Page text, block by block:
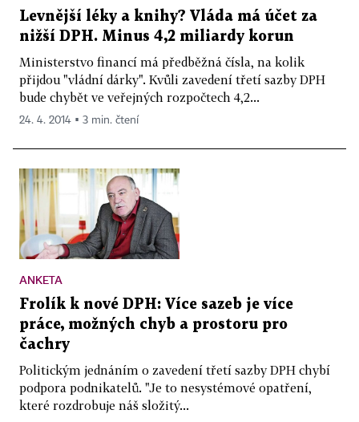
Levnější léky a knihy? Vláda má účet za
nižší DPH. Minus 4,2 miliardy korun
Ministerstvo financí má předběžná čísla, na kolik
přijdou "vládní dárky". Kvůli zavedení třetí sazby DPH
bude chybět ve veřejných rozpočtech 4,2...
24. 4. 2014 ▪ 3 min. čtení
ANKETA
Frolík k nové DPH: Více sazeb je více
práce, možných chyb a prostoru pro
čachry
Politickým jednáním o zavedení třetí sazby DPH chybí
podpora podnikatelů. "Je to nesystémové opatření,
které rozdrobuje náš složitý...